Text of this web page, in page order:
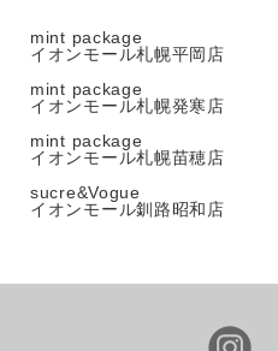
mint package
イオンモール札幌平岡店
mint package
イオンモール札幌発寒店
mint package
イオンモール札幌苗穂店
sucre&Vogue
イオンモール釧路昭和店